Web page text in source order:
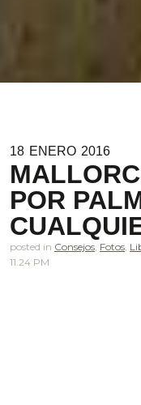
18 ENERO 2016
POR
posted in Consejos Fotos
11.24 PM